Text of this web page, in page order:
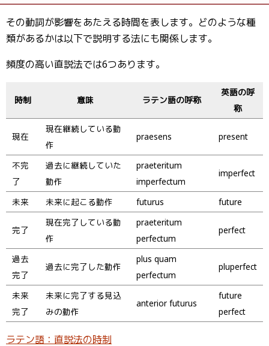
その動詞が影響をあたえる時間を表します。どのような種
類があるかは以下で説明する法にも関係します。
頻度の高い直説法では6つあります。
時制 意味 ラテン語の呼称
英語の呼
称
現在
現在継続している動
作
praesens present
不完
了
過去に継続していた
動作
praeteritum
imperfectum
imperfect
未来 未来に起こる動作 futurus future
完了
現在完了している動
作
praeteritum
perfectum
perfect
過去
完了
過去に完了した動作
plus quam
perfectum
pluperfect
未来
完了
未来に完了する見込
みの動作
anterior futurus
future
perfect
ラテン語：直説法の時制